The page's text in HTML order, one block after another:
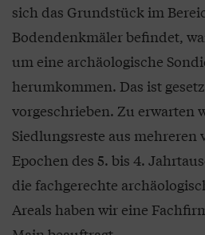
sich das Grundstück im
Bodendenkmäler befindet,
um eine archäologische
herumkommen. Das ist
vorgeschrieben. Zu erwarten
Siedlungsreste aus
Epochen des 5. bis 4.
die fachgerechte
Areals haben wir eine